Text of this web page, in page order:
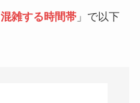
混雑する時間帯」で以下